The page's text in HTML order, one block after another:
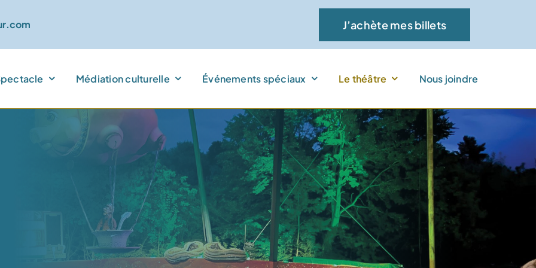
J’achète mes billets
Médiation culturelle Événements spéciaux Le théâtre Nous joindre